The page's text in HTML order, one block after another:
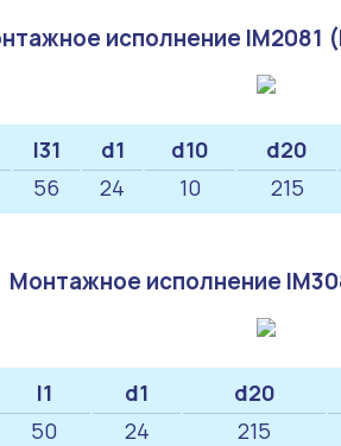
исполнение IM2081
l31 d1 d10 d20
56 24 10 215
Монтажное исполнение
l1 d1 d20
50 24 215